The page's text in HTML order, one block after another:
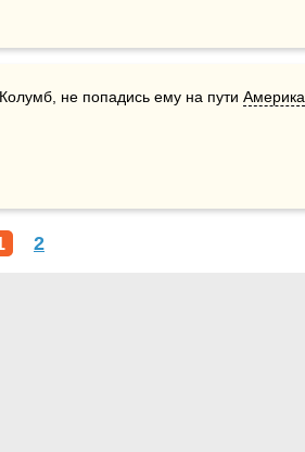
не попадись ему на пути Америка
2